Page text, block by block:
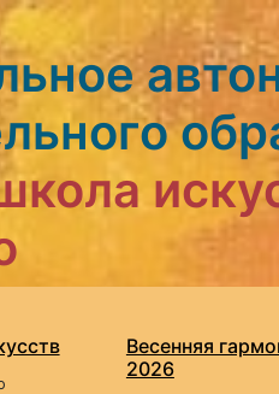
Весенняя
2026